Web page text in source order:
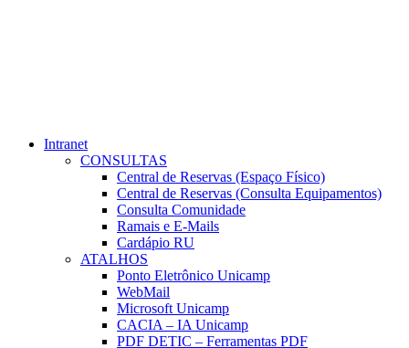
Intranet
CONSULTAS
Central de Reservas (Espaço Físico)
Central de Reservas (Consulta Equipamentos)
Consulta Comunidade
Ramais e E-Mails
Cardápio RU
ATALHOS
Ponto Eletrônico Unicamp
WebMail
Microsoft Unicamp
CACIA – IA Unicamp
PDF DETIC – Ferramentas PDF